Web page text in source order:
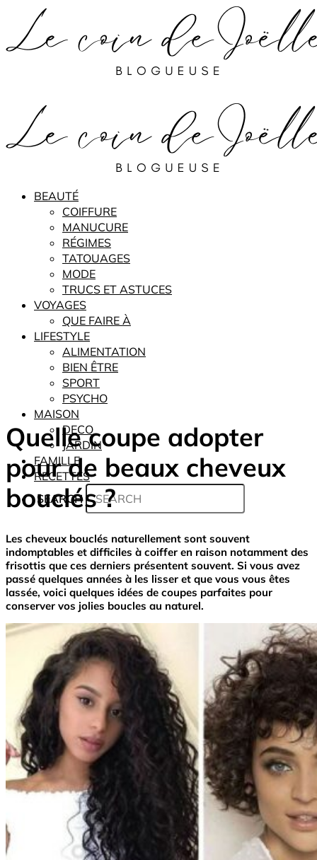
BEAUTÉ
COIFFURE
MANUCURE
RÉGIMES
TATOUAGES
MODE
TRUCS ET ASTUCES
VOYAGES
QUE FAIRE À
LIFESTYLE
ALIMENTATION
BIEN ÊTRE
SPORT
PSYCHO
MAISON
DECO
JARDIN
FAMILLE
RECETTES
SEARCH
Quelle coupe adopter
pour de beaux cheveux
bouclés ?
Les cheveux bouclés naturellement sont souvent
indomptables et difficiles à coiffer en raison notamment des
frisottis que ces derniers présentent souvent. Si vous avez
passé quelques années à les lisser et que vous vous êtes
lassée, voici quelques idées de coupes parfaites pour
conserver vos jolies boucles au naturel.